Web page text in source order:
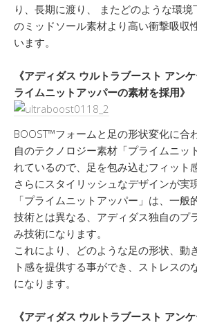
り、長期に渡り、 またどのような環
のミッドソール素材より高い衝撃吸収
います。
《アディダス ウルトラブースト アン
ライムニットアッパーの素材を採用》
BOOST™フォームと足の形状変化に合
自のテクノロジー素材「プライムニッ
れているので、足を包み込むフィット
さらにスタイリッシュなデザインが実
「プライムニットアッパー」は、一般
技術とは異なる、アディダス独自のプ
み技術になります。
これにより、どのような足の形状、動
ト感を提供する事ができ、ストレスの
になります。
《アディダス ウルトラブースト アン